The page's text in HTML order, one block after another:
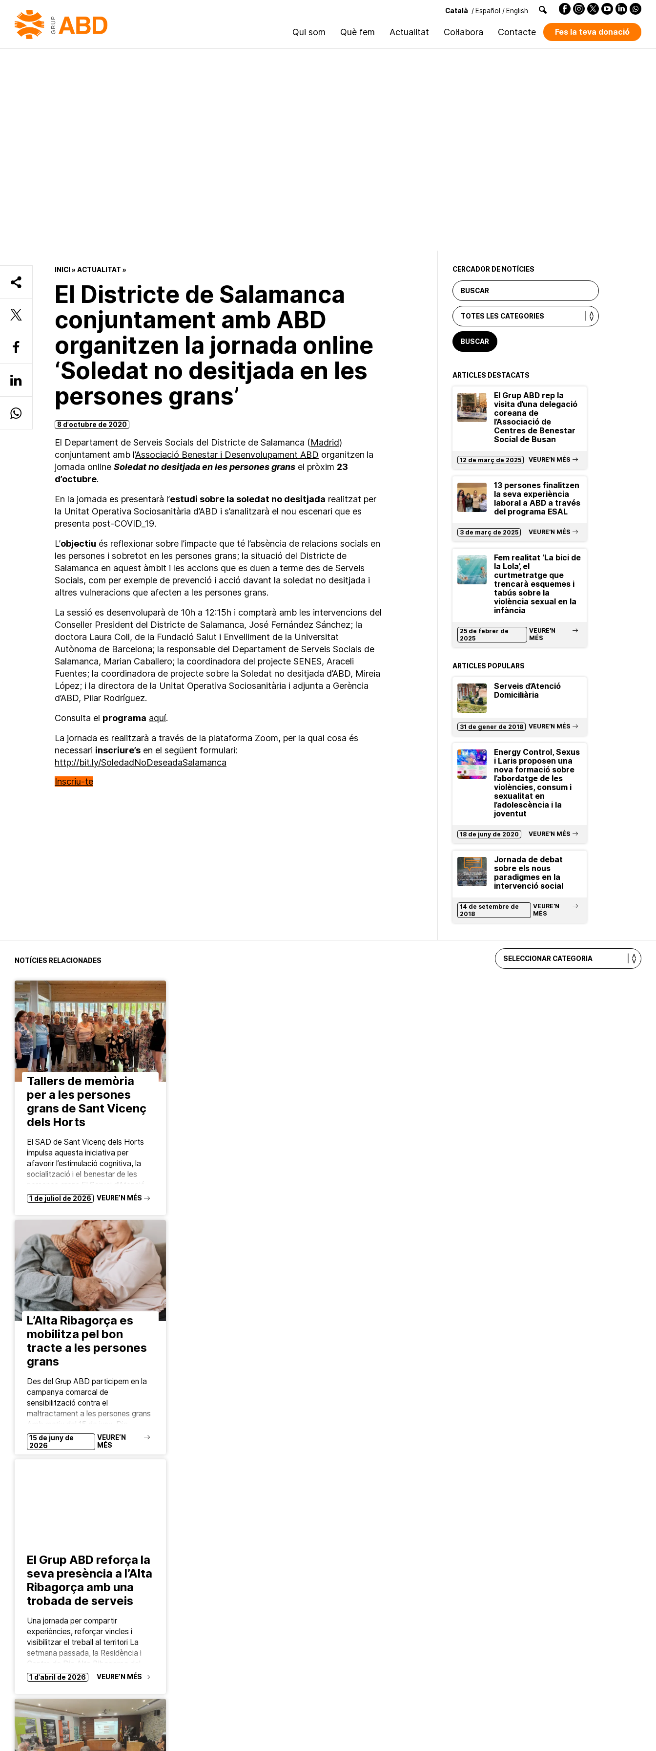
Català / Español / English
Qui som Què fem Actualitat Col·labora Contacte Fes la teva donació
INICI » ACTUALITAT »
El Districte de Salamanca
conjuntament amb ABD
organitzen la jornada online
‘Soledat no desitjada en les
persones grans’
8 d'octubre de 2020
El Departament de Serveis Socials del Districte de Salamanca (Madrid)
conjuntament amb l’Associació Benestar i Desenvolupament ABD organitzen la
jornada online Soledat no desitjada en les persones gransel pròxim 23
d’octubre.
En la jornada es presentarà l’estudi sobre la soledat no desitjada realitzat per
la Unitat Operativa Sociosanitària d’ABD i s’analitzarà el nou escenari que es
presenta post-COVID_19.
L’objectiu és reflexionar sobre l’impacte que té l’absència de relacions socials en
les persones i sobretot en les persones grans; la situació del Districte de
Salamanca en aquest àmbit i les accions que es duen a terme des de Serveis
Socials, com per exemple de prevenció i acció davant la soledat no desitjada i
altres vulneracions que afecten a les persones grans.
La sessió es desenvoluparà de 10h a 12:15h i comptarà amb les intervencions del
Conseller President del Districte de Salamanca, José Fernández Sánchez; la
doctora Laura Coll, de la Fundació Salut i Envelliment de la Universitat
Autònoma de Barcelona; la responsable del Departament de Serveis Socials de
Salamanca, Marian Caballero; la coordinadora del projecte SENES, Araceli
Fuentes; la coordinadora de projecte sobre la Soledat no desitjada d’ABD, Mireia
López; i la directora de la Unitat Operativa Sociosanitària i adjunta a Gerència
d’ABD, Pilar Rodríguez.
Consulta el programa aquí.
La jornada es realitzarà a través de la plataforma Zoom, per la qual cosa és
necessari inscriure’sen el següent formulari:
http://bit.ly/SoledadNoDeseadaSalamanca
Inscriu-te
CERCADOR DE NOTÍCIES
ARTICLES DESTACATS
El Grup ABD rep la
visita d’una delegació
coreana de
l’Associació de
Centres de Benestar
Social de Busan
12 de març de 2025 VEURE’N MÉS
13 persones finalitzen
la seva experiència
laboral a ABD a través
del programa ESAL
3 de març de 2025 VEURE’N MÉS
Fem realitat ‘La bici de
la Lola’, el
curtmetratge que
trencarà esquemes i
tabús sobre la
violència sexual en la
infància
25 de febrer de
2025
VEURE’N
MÉS
ARTICLES POPULARS
Serveis d’Atenció
Domiciliària
31 de gener de 2018 VEURE’N MÉS
Energy Control, Sexus
i Laris proposen una
nova formació sobre
l’abordatge de les
violències, consum i
sexualitat en
l’adolescència i la
joventut
18 de juny de 2020 VEURE’N MÉS
Jornada de debat
sobre els nous
paradigmes en la
intervenció social
14 de setembre de
2018
VEURE’N
MÉS
NOTÍCIES RELACIONADES
Tallers de memòria
per a les persones
grans de Sant Vicenç
dels Horts
El SAD de Sant Vicenç dels Horts
impulsa aquesta iniciativa per
afavorir l’estimulació cognitiva, la
socialització i el benestar de les
persones grans El Servei d’Atenció
Domiciliària (SAD) de Sant…
1 de juliol de 2026 VEURE’N MÉS
L’Alta Ribagorça es
mobilitza pel bon
tracte a les persones
grans
Des del Grup ABD participem en la
campanya comarcal de
sensibilització contra el
maltractament a les persones grans
Amb motiu del 15 de juny, Dia
Mundial de la Presa de…
15 de juny de
2026
VEURE’N
MÉS
El Grup ABD reforça la
seva presència a l’Alta
Ribagorça amb una
trobada de serveis
Una jornada per compartir
experiències, reforçar vincles i
visibilitzar el treball al territori La
setmana passada, la Residència i
Centre de Dia Alta Ribagorça del
Pont de Suert, gestionada pel…
1 d'abril de 2026 VEURE’N MÉS